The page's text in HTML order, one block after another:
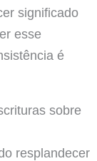
significado
esse
é
sobre
resplandecer